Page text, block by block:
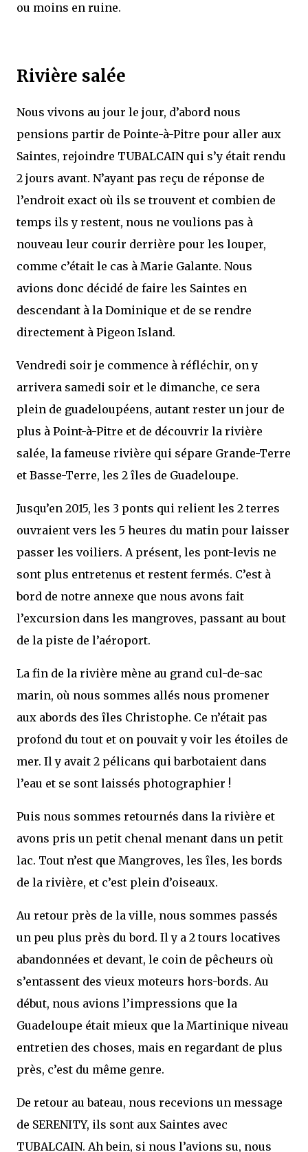
ou moins en ruine.
Rivière salée
Nous vivons au jour le jour, d’abord nous
pensions partir de Pointe-à-Pitre pour aller aux
Saintes, rejoindre TUBALCAIN qui s’y était rendu
2 jours avant. N’ayant pas reçu de réponse de
l’endroit exact où ils se trouvent et combien de
temps ils y restent, nous ne voulions pas à
nouveau leur courir derrière pour les louper,
comme c’était le cas à Marie Galante. Nous
avions donc décidé de faire les Saintes en
descendant à la Dominique et de se rendre
directement à Pigeon Island.
Vendredi soir je commence à réfléchir, on y
arrivera samedi soir et le dimanche, ce sera
plein de guadeloupéens, autant rester un jour de
plus à Point-à-Pitre et de découvrir la rivière
salée, la fameuse rivière qui sépare Grande-Terre
et Basse-Terre, les 2 îles de Guadeloupe.
Jusqu’en 2015, les 3 ponts qui relient les 2 terres
ouvraient vers les 5 heures du matin pour laisser
passer les voiliers. A présent, les pont-levis ne
sont plus entretenus et restent fermés. C’est à
bord de notre annexe que nous avons fait
l’excursion dans les mangroves, passant au bout
de la piste de l’aéroport.
La fin de la rivière mène au grand cul-de-sac
marin, où nous sommes allés nous promener
aux abords des îles Christophe. Ce n’était pas
profond du tout et on pouvait y voir les étoiles de
mer. Il y avait 2 pélicans qui barbotaient dans
l’eau et se sont laissés photographier !
Puis nous sommes retournés dans la rivière et
avons pris un petit chenal menant dans un petit
lac. Tout n’est que Mangroves, les îles, les bords
de la rivière, et c’est plein d’oiseaux.
Au retour près de la ville, nous sommes passés
un peu plus près du bord. Il y a 2 tours locatives
abandonnées et devant, le coin de pêcheurs où
s’entassent des vieux moteurs hors-bords. Au
début, nous avions l’impressions que la
Guadeloupe était mieux que la Martinique niveau
entretien des choses, mais en regardant de plus
près, c’est du même genre.
De retour au bateau, nous recevions un message
de SERENITY, ils sont aux Saintes avec
TUBALCAIN. Ah bein, si nous l’avions su, nous